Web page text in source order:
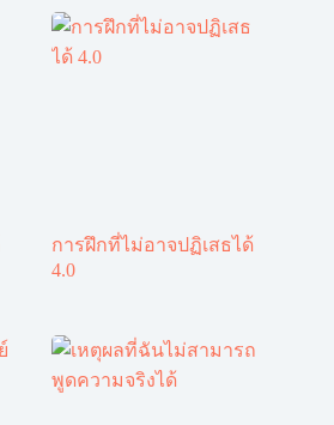
การฝึกที่ไม่อาจปฏิเสธได้
4.0